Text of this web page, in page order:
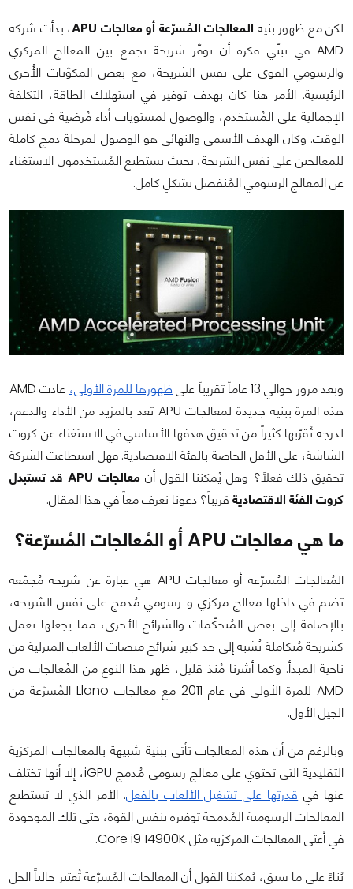
لكن مع ظهور بنية المعالجات المُسرّعة أو معالجات APU
، بدأت شركة
AMD في تبنّي فكرة أن توفّر شريحة تجمع بين المعالج المركزي
والرسومي القوي على نفس الشريحة، مع بعض المكوّنات الأُخرى
الرئيسية. الأمر هنا كان بهدف توفير في استهلاك الطاقة، التكلفة
الإجمالية على المُستخدم، والوصول لمستويات أداء مُرضية في نفس
الوقت. وكان الهدف الأسمى والنهائي هو الوصول لمرحلة دمج كاملة
للمعالجين على نفس الشريحة، بحيث يستطيع المُستخدمون الاستغناء
عن المعالج الرسومي المُنفصل بشكلٍ كامل.
وبعد مرور حوالي 13 عاماً تقريباً على ظهورها للمرة الأولى،
عادت AMD
هذه المرة ببنية جديدة لمعالجات APU تعد بالمزيد من الأداء والدعم،
لدرجة تُقرّبها كثيراً من تحقيق هدفها الأساسي في الاستغناء عن كروت
الشاشة، على الأقل الخاصة بالفئة الاقتصادية. فهل استطاعت الشركة
تحقيق ذلك فعلاً؟ وهل يُمكننا القول أن
معالجات APU قد تستبدل
كروت الفئة الاقتصادية قريباً؟ دعونا نعرف معاً في هذا المقال.
ما هي معالجات APU أو المُعالجات المُسرّعة؟
المُعالجات المُسرّعة أو معالجات APU هي عبارة عن شريحة مُجمّعة
تضم في داخلها معالج مركزي و رسومي مُدمج على نفس الشريحة،
بالإضافة إلى بعض المُتحكّمات والشرائح الأخرى، مما يجعلها تعمل
كشريحة مُتكاملة تُشبه إلى حد كبير شرائح منصات الألعاب المنزلية من
ناحية المبدأ. وكما أشرنا مُنذ قليل، ظهر هذا النوع من المُعالجات من
AMD للمرة الأولى في عام 2011 مع معالجات Llano المُسرّعة من
الجيل الأول.
وبالرغم من أن هذه المعالجات تأتي ببنية شبيهة بالمعالجات المركزية
التقليدية التي تحتوي على معالج رسومي مُدمج iGPU، إلا أنها تختلف
عنها في قدرتها على تشغيل الألعاب بالفعل. الأمر الذي لا تستطيع
المعالجات الرسومية المُدمجة توفيره بنفس القوة، حتى تلك الموجودة
في أعتى المعالجات المركزية مثل Core i9 14900K.
بُناءً على ما سبق، يُمكننا القول أن المعالجات المُسرّعة تُعتبر حالياً الحل